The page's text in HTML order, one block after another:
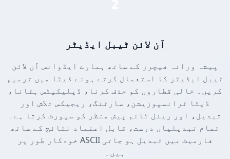
آن لائن ٹیبل ایڈیٹر
پیشہ ورانہ فیچرز کے ساتھ ہمارے ایڈوانس آن لائن
ٹیبل ایڈیٹر کا استعمال کرتے ہوئے ڈیٹا میں ترمیم
کریں۔ خالی قطاروں کو حذف کرنا، ڈپلیکیٹس ہٹانا،
ڈیٹا ٹرانسپوزیشن، سارٹنگ، ریجیکس تلاش اور
تبدیل، اور ریئل ٹائم پیش منظر کو سپورٹ کرتا ہے۔
تمام تبدیلیاں درست، قابل اعتماد نتائج کے ساتھ
خودکار طور پر ASCII فارمیٹ میں تبدیل ہو جاتی
ہیں۔